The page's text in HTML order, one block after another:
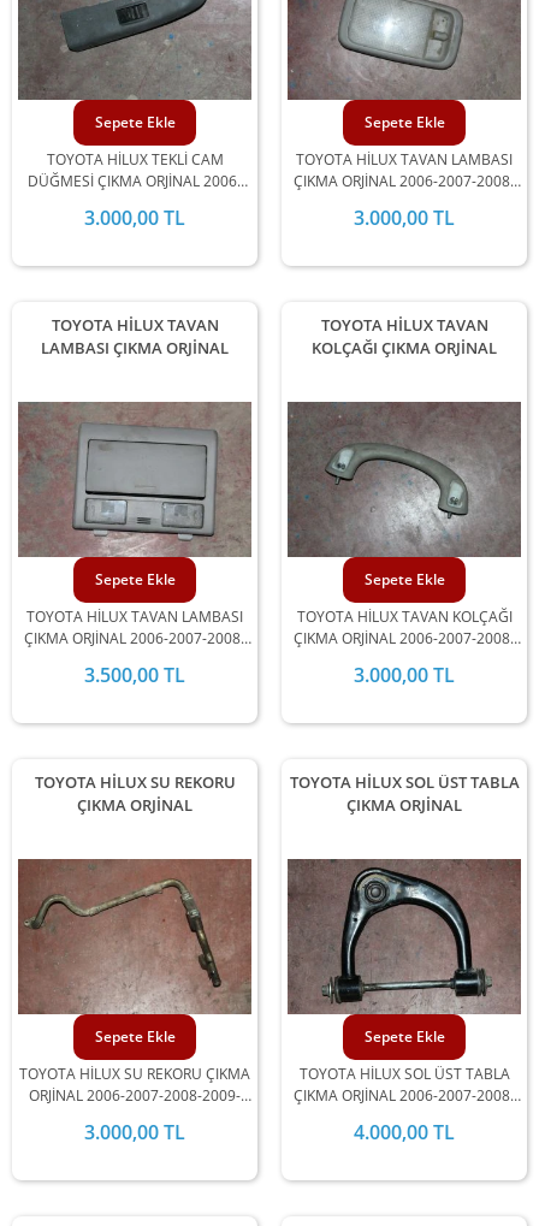
TOYOTA HİLUX TEKLİ CAM
DÜĞMESİ ÇIKMA ORJİNAL 2006-
MODEL ARALIĞINDA
3.000,00 TL
Sepete Ekle
TOYOTA HİLUX TAVAN LAMBASI
ÇIKMA ORJİNAL 2006-2007-2008-
ARALIĞINDA STOKLARIMIZDA
3.000,00 TL
Sepete Ekle
TOYOTA HİLUX TAVAN
LAMBASI ÇIKMA ORJİNAL
TOYOTA HİLUX TAVAN LAMBASI
ÇIKMA ORJİNAL 2006-2007-2008-
ARALIĞINDA STOKLARIMIZDA
3.500,00 TL
Sepete Ekle
TOYOTA HİLUX TAVAN
KOLÇAĞI ÇIKMA ORJİNAL
TOYOTA HİLUX TAVAN KOLÇAĞI
ÇIKMA ORJİNAL 2006-2007-2008-
ARALIĞINDA STOKLARIMIZDA
3.000,00 TL
Sepete Ekle
TOYOTA HİLUX SU REKORU
ÇIKMA ORJİNAL
TOYOTA HİLUX SU REKORU ÇIKMA
ORJİNAL 2006-2007-2008-2009-
ARALIĞINDA STOKLARIMIZDA
3.000,00 TL
Sepete Ekle
TOYOTA HİLUX SOL ÜST TABLA
ÇIKMA ORJİNAL
TOYOTA HİLUX SOL ÜST TABLA
ÇIKMA ORJİNAL 2006-2007-2008-
ARALIĞINDA STOKLARIMIZDA
4.000,00 TL
Sepete Ekle